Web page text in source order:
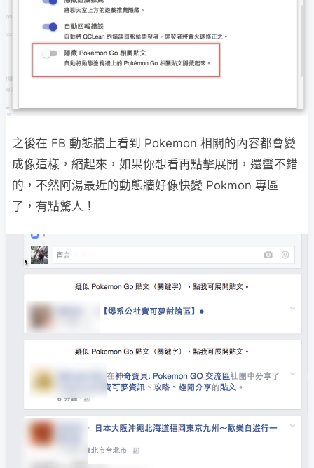
之後在 FB 動態牆上看到 Pokemon 相關的內容都會變
成像這樣，縮起來，如果你想看再點擊展開，還蠻不錯
的，不然阿湯最近的動態牆好像快變 Pokmon 專區
了，有點驚人！